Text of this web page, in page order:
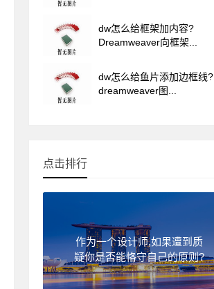
dw怎么给框架加内容?
Dreamweaver向框架...
dw怎么给鱼片添加边框线?
dreamweaver图...
点击排行
作为一个设计师,如果遭到质
疑你是否能恪守自己的原则?